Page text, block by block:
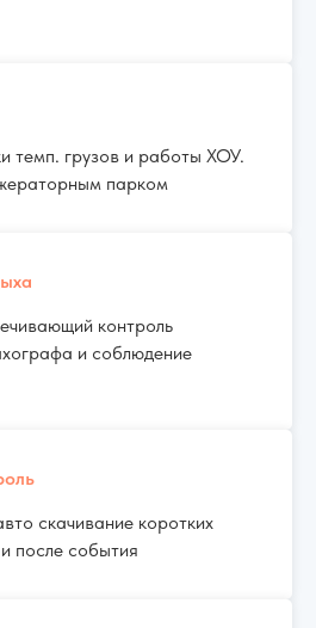
темп. грузов и работы ХОУ.
парком
контроль
и соблюдение
скачивание коротких
после события